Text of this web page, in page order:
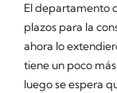
El departamento
plazos para la
ahora lo
tiene un poco
luego se espera